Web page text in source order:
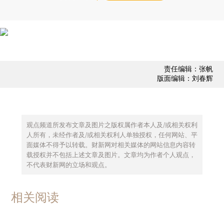
责任编辑：张帆
版面编辑：刘春辉
观点频道所发布文章及图片之版权属作者本人及/或相关权利
人所有，未经作者及/或相关权利人单独授权，任何网站、平
面媒体不得予以转载。财新网对相关媒体的网站信息内容转
载授权并不包括上述文章及图片。文章均为作者个人观点，
不代表财新网的立场和观点。
相关阅读